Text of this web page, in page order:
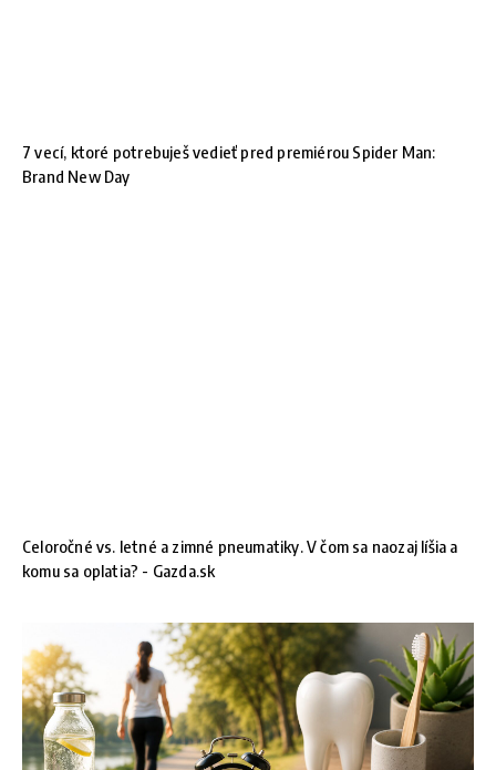
7 vecí, ktoré potrebuješ vedieť pred premiérou Spider Man:
Brand New Day
Celoročné vs. letné a zimné pneumatiky. V čom sa naozaj líšia a
komu sa oplatia? - Gazda.sk